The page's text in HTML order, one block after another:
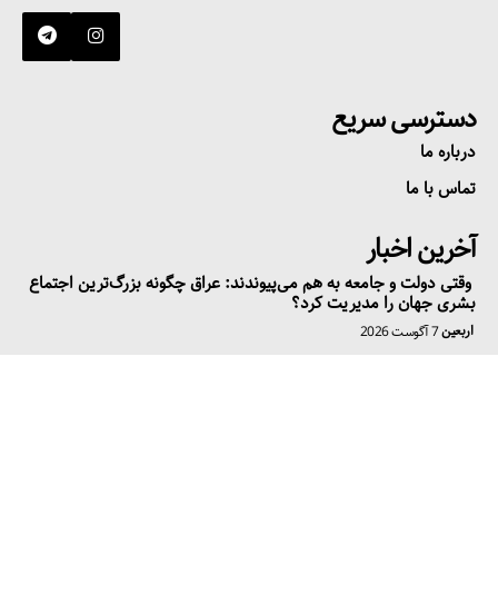
دسترسی سریع
درباره ما
تماس با ما
آخرین اخبار
وقتی دولت و جامعه به هم می‌پیوندند: عراق چگونه بزرگ‌ترین اجتماع
بشری جهان را مدیریت کرد؟
اربعین7 آگوست 2026